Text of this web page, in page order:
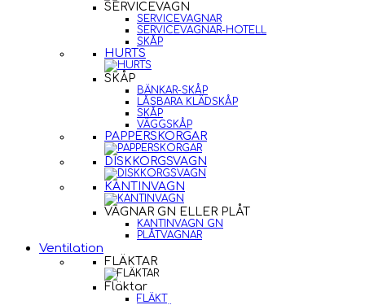
SERVICEVAGN
SERVICEVAGNAR
SERVICEVAGNAR-HOTELL
SKÅP
HURTS
SKÅP
BÄNKAR-SKÅP
LÅSBARA KLÄDSKÅP
SKÅP
VÄGGSKÅP
PAPPERSKORGAR
DISKKORGSVAGN
KANTINVAGN
VAGNAR GN ELLER PLÅT
KANTINVAGN GN
PLÅTVAGNAR
Ventilation
FLÄKTAR
Fläktar
FLÄKT